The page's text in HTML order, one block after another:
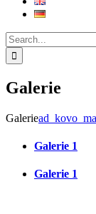
Search
for:
Galerie
Galerie
Galerie 1
Galerie 1